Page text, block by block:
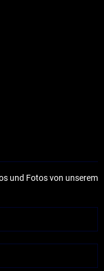
und Fotos von unserem